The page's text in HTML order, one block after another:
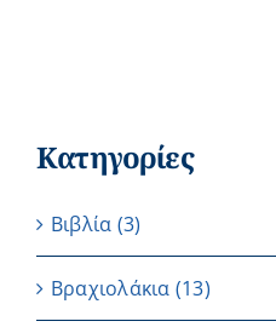
Κατηγορίες
Βιβλία (3)
Βραχιολάκια (13)